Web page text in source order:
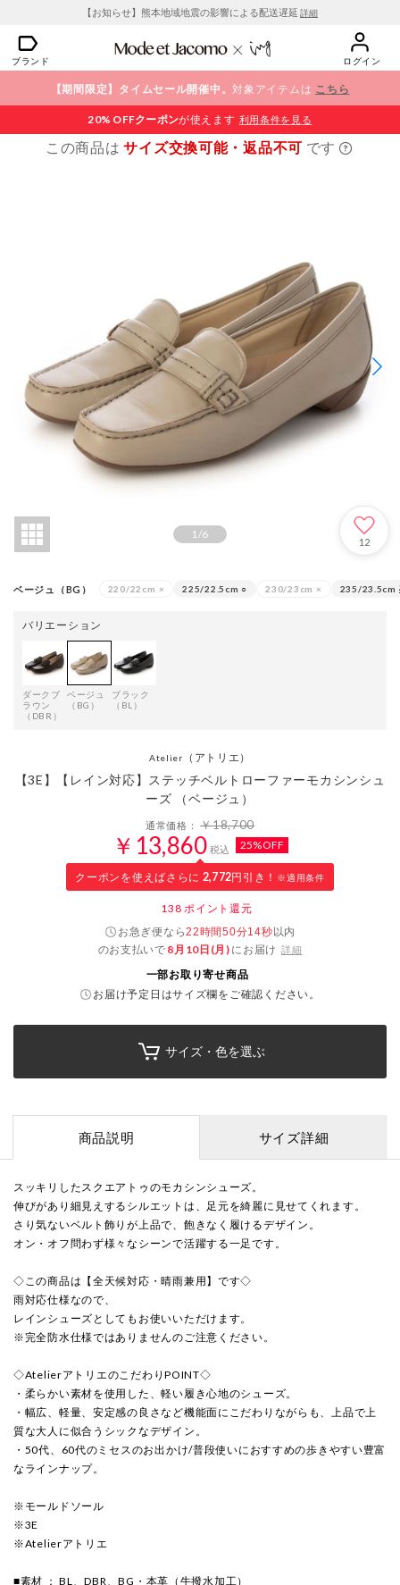
【お知らせ】熊本地域地震の影響による配送遅延 詳細
ブランド ログイン
【期間限定】タイムセール開催中。対象アイテムは こちら
20% OFFクーポンが使えます 利用条件を見る
この商品はサイズ交換可能・返品不可 です
1/6
12
ベージュ（BG） 220/22cm × 225/22.5cm ○ 230/23cm × 235/23.5cm
バリエーション
ダークブ
ラウン
（DBR）
ベージュ
（BG）
ブラック
（BL）
Atelier （アトリエ）
【3E】【レイン対応】ステッチベルトローファーモカシンシュ
ーズ （ベージュ）
通常価格：￥18,700
￥13,860 税込 25%OFF
クーポンを使えばさらに 2,772円引き！ ※適用条件
138 ポイント還元
お急ぎ便なら22時間50分13秒以内
のお支払いで 8月10日(月) にお届け 詳細
一部お取り寄せ商品
お届け予定日はサイズ欄をご確認ください。
サイズ・色を選ぶ
商品説明 サイズ詳細
スッキリしたスクエアトゥのモカシンシューズ。
伸びがあり細見えするシルエットは、足元を綺麗に見せてくれます。
さり気ないベルト飾りが上品で、飽きなく履けるデザイン。
オン・オフ問わず様々なシーンで活躍する一足です。
◇この商品は【全天候対応・晴雨兼用】です◇
雨対応仕様なので、
レインシューズとしてもお使いいただけます。
※完全防水仕様ではありませんのご注意ください。
◇AtelierアトリエのこだわりPOINT◇
・柔らかい素材を使用した、軽い履き心地のシューズ。
・幅広、軽量、安定感の良さなど機能面にこだわりながらも、上品で上
質な大人に似合うシックなデザイン。
・50代、60代のミセスのお出かけ/普段使いにおすすめの歩きやすい豊富
なラインナップ。
※モールドソール
※3E
※Atelierアトリエ
■素材 ： BL、DBR、BG・本革（牛撥水加工）